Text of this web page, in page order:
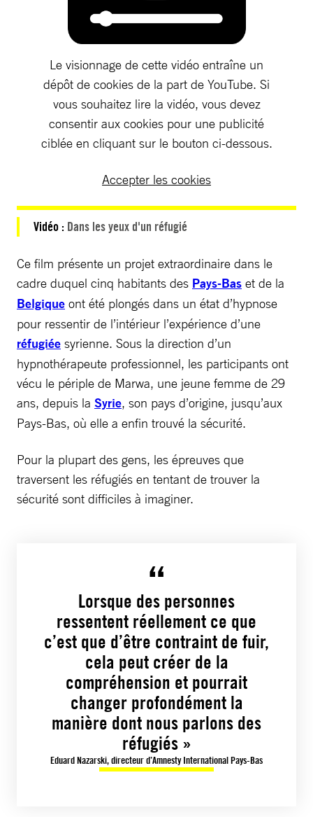
Le visionnage de cette vidéo entraîne un
dépôt de cookies de la part de YouTube. Si
vous souhaitez lire la vidéo, vous devez
consentir aux cookies pour une publicité
ciblée en cliquant sur le bouton ci-dessous.
Accepter les cookies
Vidéo : Dans les yeux d'un réfugié
Ce film présente un projet extraordinaire dans le
cadre duquel cinq habitants des Pays-Bas et de la
Belgique ont été plongés dans un état d’hypnose
pour ressentir de l’intérieur l’expérience d’une
réfugiée syrienne. Sous la direction d’un
hypnothérapeute professionnel, les participants ont
vécu le périple de Marwa, une jeune femme de 29
ans, depuis la Syrie, son pays d’origine, jusqu’aux
Pays-Bas, où elle a enfin trouvé la sécurité.
Pour la plupart des gens, les épreuves que
traversent les réfugiés en tentant de trouver la
sécurité sont difficiles à imaginer.
Lorsque des personnes
ressentent réellement ce que
c’est que d’être contraint de fuir,
cela peut créer de la
compréhension et pourrait
changer profondément la
manière dont nous parlons des
réfugiés »
Eduard Nazarski, directeur d’Amnesty International Pays-Bas